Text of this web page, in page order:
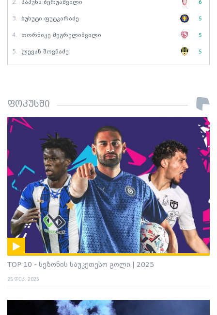
2. Პაპუნა Ბერუაშვილი 6
3. Ბუხუტი Ფუტკარაძე 5
4. Თორნიკე Მეგრელიშვილი 5
5. Ლევან Შოვნაძე 5
ფოკუსში
TOP 10 - სეზონის საუკეთესო გოლი | 2025
25 დეკ. 2025